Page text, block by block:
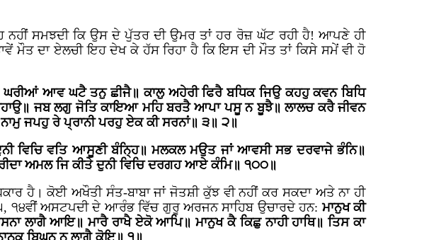
ਸਮਝਦੀ ਕਿ ਉਸ ਦੇ ਪੁੱਤਰ ਦੀ ਉਮਰ ਤਾਂ ਹਰ ਰੋਜ਼ ਘੱਟ ਰਹੀ ਹੈ! ਆਪਣੇ ਹੀ
ਮੌਤ ਦਾ ਏਲਚੀ ਇਹ ਦੇਖ ਕੇ ਹੱਸ ਰਿਹਾ ਹੈ ਕਿ ਇਸ ਦੀ ਮੌਤ ਤਾਂ ਕਿਸੇ ਸਮੇਂ ਵੀ ਹੋ
ਘਰੀਆਂ ਆਵ ਘਟੈ ਤਨੁ ਛੀਜੈ॥ ਕਾਲੁ ਅਹੇਰੀ ਫਿਰੈ ਬਧਿਕ ਜਿਉ ਕਹਹੁ ਕਵਨ ਬਿਧਿ
ਜਬ ਲਗੁ ਜੋਤਿ ਕਾਇਆ ਮਹਿ ਬਰਤੈ ਆਪਾ ਪਸੂ ਨ ਬੂਝੈ॥ ਲਾਲਚ ਕਰੈ ਜੀਵਨ
ਜਪਹੁ ਰੇ ਪ੍ਰਾਨੀ ਪਰਹੁ ਏਕ ਕੀ ਸਰਨਾਂ॥ ੩॥ ੨॥
ਵਿਚਿ ਵਤਿ ਆਸੂਣੀ ਬੰਨ੍ਹਿ॥ ਮਲਕਲ ਮਉਤ ਜਾਂ ਆਵਸੀ ਸਭ ਦਰਵਾਜੇ ਭੰਨਿ॥
ਅਮਲ ਜਿ ਕੀਤੇ ਦੁਨੀ ਵਿਚਿ ਦਰਗਹ ਆਏ ਕੰਮਿ॥ ੧੦੦॥
ਹੈ। ਕੋਈ ਅਖੌਤੀ ਸੰਤ-ਬਾਬਾ ਜਾਂ ਜੋਤਸ਼ੀ ਕੁੱਝ ਵੀ ਨਹੀਂ ਕਰ ਸਕਦਾ ਅਤੇ ਨਾ ਹੀ
੧੪ਵੀਂ ਅਸਟਪਦੀ ਦੇ ਆਰੰਭ ਵਿੱਚ ਗੁਰੂ ਅਰਜਨ ਸਾਹਿਬ ਉਚਾਰਦੇ ਹਨ:ਮਾਨੁਖ ਕੀ
ਲਾਗੈ ਆਇ॥ ਮਾਰੈ ਰਾਖੈ ਏਕੋ ਆਪਿ॥ ਮਾਨੁਖ ਕੈ ਕਿਛੁ ਨਾਹੀ ਹਾਥਿ॥ ਤਿਸ ਕਾ
ਬਿਘਨੁ ਨ ਲਾਗੈ ਕੋਇ॥ ੧॥